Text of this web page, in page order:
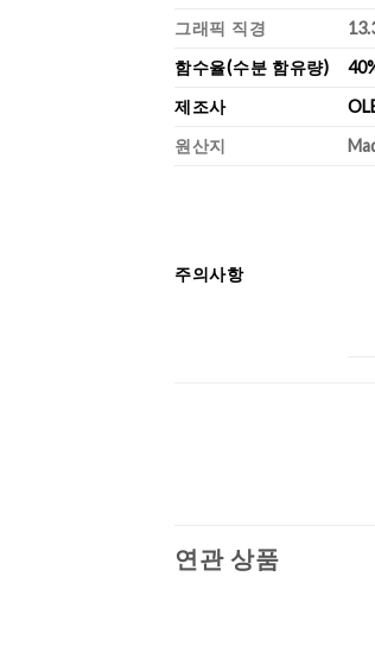
그래픽 직경
함수율(수분 함유량)
제조사
원산지
주의사항
연관 상품